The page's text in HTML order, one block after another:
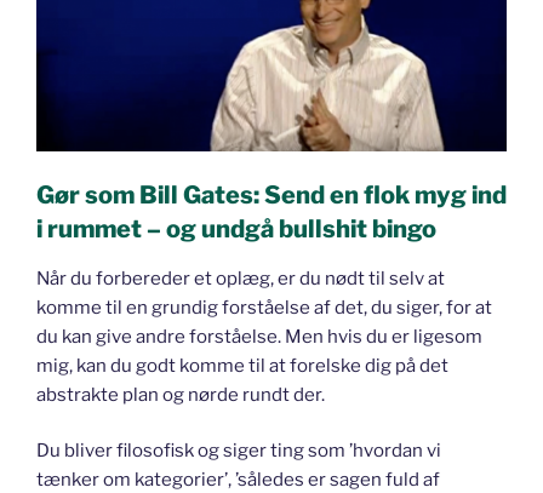
Gør som Bill Gates: Send en flok myg ind
i rummet – og undgå bullshit bingo
Når du forbereder et oplæg, er du nødt til selv at
komme til en grundig forståelse af det, du siger, for at
du kan give andre forståelse. Men hvis du er ligesom
mig, kan du godt komme til at forelske dig på det
abstrakte plan og nørde rundt der.
Du bliver filosofisk og siger ting som ’hvordan vi
tænker om kategorier’, ’således er sagen fuld af